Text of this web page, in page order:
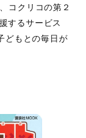
コクリコの第２
するサービス
どもとの毎日が